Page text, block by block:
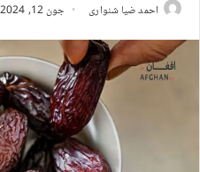
احمد ضیا شنواری جون 12, 2024